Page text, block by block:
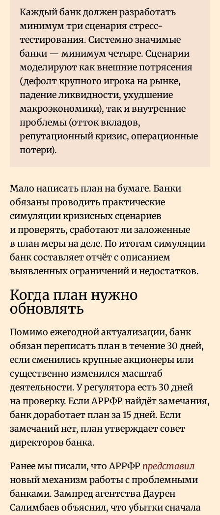
Каждый банк должен разработать
минимум три сценария стресс-
тестирования. Системно значимые
банки — минимум четыре. Сценарии
моделируют как внешние потрясения
(дефолт крупного игрока на рынке,
падение ликвидности, ухудшение
макроэкономики), так и внутренние
проблемы (отток вкладов,
репутационный кризис, операционные
потери).
Мало написать план на бумаге. Банки
обязаны проводить практические
симуляции кризисных сценариев
и проверять, сработают ли заложенные
в план меры на деле. По итогам симуляции
банк составляет отчёт с описанием
выявленных ограничений и недостатков.
Когда план нужно
обновлять
Помимо ежегодной актуализации, банк
обязан переписать план в течение 30 дней,
если сменились крупные акционеры или
существенно изменился масштаб
деятельности. У регулятора есть 30 дней
на проверку. Если АРРФР найдёт замечания,
банк доработает план за 15 дней. Если
замечаний нет, план утверждает совет
директоров банка.
Ранее мы писали, что АРРФР представил
новый механизм работы с проблемными
банками. Зампред агентства Даурен
Салимбаев объяснил, что убытки сначала